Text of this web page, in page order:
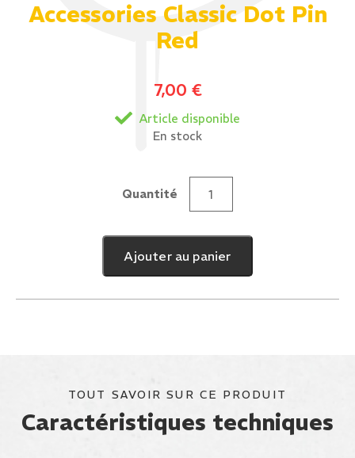
Accessories Classic Dot Pin
Red
7,00 €
Article disponible
En stock
Quantitéquantité
Accessories
Classic
Dot
Pin
Ajouter au panier
TOUT SAVOIR SUR CE PRODUIT
Caractéristiques techniques